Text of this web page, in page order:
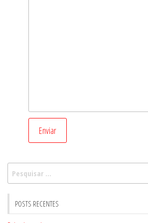
Enviar
Pesquisar
por:
POSTS RECENTES